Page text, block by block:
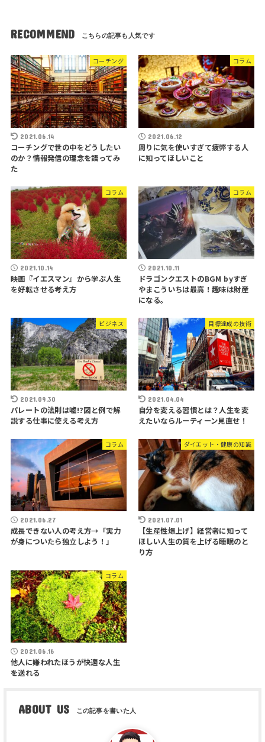
RECOMMEND
コーチング
2021.06.14
コーチングで世の中をどうしたい
のか？情報発信の理念を語ってみ
た
コラム
2021.06.12
周りに気を使いすぎて疲弊する人
に知ってほしいこと
コラム
2021.10.14
映画『イエスマン』から学ぶ人生
を好転させる考え方
コラム
2021.10.11
ドラゴンクエストのBGM byすぎ
やまこういちは最高！趣味は財産
になる。
ビジネス
2021.09.30
パレートの法則は嘘!?図と例で解
説する仕事に使える考え方
目標達成の技術
2021.04.04
自分を変える習慣とは？人生を変
えたいならルーティーン見直せ！
コラム
2021.06.27
成長できない人の考え方→「実力
が身についたら独立しよう！」
ダイエット・健康の知識
2021.07.01
【生産性爆上げ】経営者に知って
ほしい人生の質を上げる睡眠のと
り方
コラム
2021.06.16
他人に嫌われたほうが快適な人生
を送れる
ABOUT US